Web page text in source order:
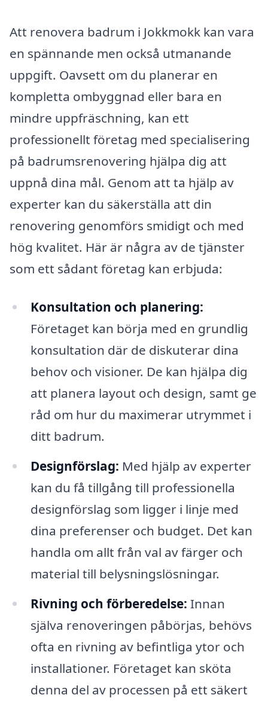
Att renovera badrum i Jokkmokk kan vara
en spännande men också utmanande
uppgift. Oavsett om du planerar en
kompletta ombyggnad eller bara en
mindre uppfräschning, kan ett
professionellt företag med specialisering
på badrumsrenovering hjälpa dig att
uppnå dina mål. Genom att ta hjälp av
experter kan du säkerställa att din
renovering genomförs smidigt och med
hög kvalitet. Här är några av de tjänster
som ett sådant företag kan erbjuda:
Konsultation och planering:
Företaget kan börja med en grundlig
konsultation där de diskuterar dina
behov och visioner. De kan hjälpa dig
att planera layout och design, samt ge
råd om hur du maximerar utrymmet i
ditt badrum.
Designförslag: Med hjälp av experter
kan du få tillgång till professionella
designförslag som ligger i linje med
dina preferenser och budget. Det kan
handla om allt från val av färger och
material till belysningslösningar.
Rivning och förberedelse: Innan
själva renoveringen påbörjas, behövs
ofta en rivning av befintliga ytor och
installationer. Företaget kan sköta
denna del av processen på ett säkert